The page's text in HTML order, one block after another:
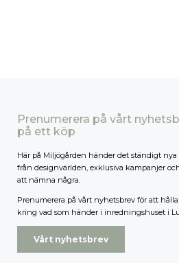
Prenumerera på vårt
på ett köp
Här på Miljögården händer det ständigt nya
från designvärlden, exklusiva kampanjer
att nämna några.
Prenumerera på vårt nyhetsbrev för att
kring vad som händer i inredningshuset i
Vårt nyhetsbrev